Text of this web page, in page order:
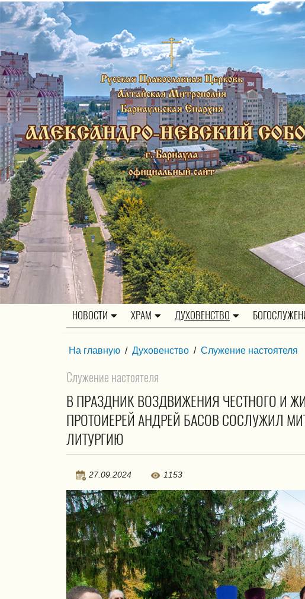
НОВОСТИ ХРАМ ДУХОВЕНСТВО
На главную / Духовенство / Служение настоятеля
Служение настоятеля
В ПРАЗДНИК ВОЗДВИЖЕНИЯ ЧЕСТНОГО И
ПРОТОИЕРЕЙ АНДРЕЙ БАСОВ СОСЛУЖИЛ
ЛИТУРГИЮ
27.09.2024 1153